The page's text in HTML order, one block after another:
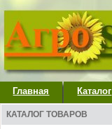
Главная Каталог
КАТАЛОГ ТОВАРОВ